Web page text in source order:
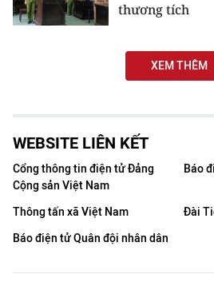
thương tích
XEM THÊM
WEBSITE LIÊN KẾT
Cổng thông tin điện tử Đảng
Cộng sản Việt Nam
Báo
Thông tấn xã Việt Nam
Đài
Báo điện tử Quân đội nhân dân